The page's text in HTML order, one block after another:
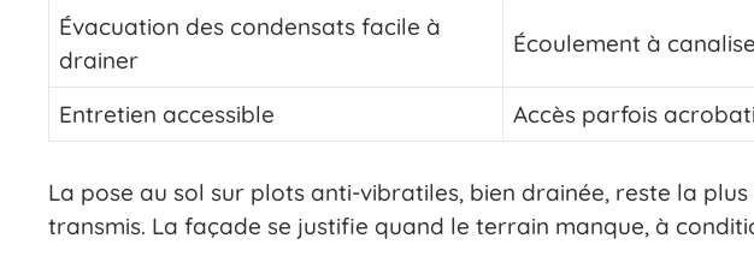
Évacuation des condensats facile à
drainer
Écoulement à
Entretien accessible Accès parfois
La pose au sol sur plots anti-vibratiles, bien drainée, reste la
transmis. La façade se justifie quand le terrain manque, à